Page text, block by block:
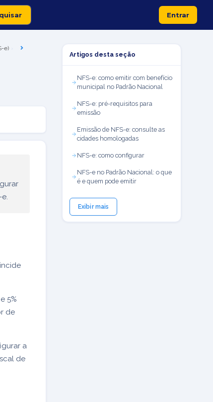
Entrar
e)
5%
de
a
de
Artigos desta seção
NFS-e: como emitir com benefício
municipal no Padrão Nacional
NFS-e: pré-requisitos para
emissão
Emissão de NFS-e: consulte as
cidades homologadas
NFS-e: como configurar
NFS-e no Padrão Nacional: o que
é e quem pode emitir
Exibir mais